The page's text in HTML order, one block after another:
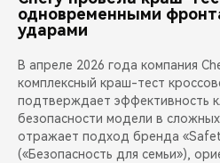
одновременными
ударами
В апреле 2026 года компания
комплексный краш-тест
подтверждает эффективность
безопасности модели в
отражает подход бренда
(«Безопасность для семьи»),